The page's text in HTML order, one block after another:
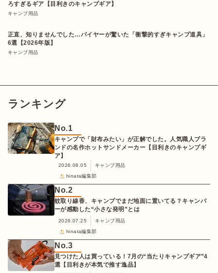
ろすぎるギア【目利きのキャンプギア】
キャンプ用品
正直、知りませんでした…バイヤーが驚いた「衝撃的すぎキャンプ道具」
6選【2026年版】
キャンプ用品
ランキング
No.1
キャンプで「財布みたい」が正解でした。人気職人ブラ
ンドの名作ホットサンドメーカー【目利きのキャンプギ
ア】
2026.08.05
キャンプ用品
hinata編集部
No.2
蚊取り線香、キャンプでまだ地面に置いてる？キャンパ
ーが感動した“小さな発明”とは
2026.07.25
キャンプ用品
hinata編集部
No.3
見つけた人は買っている！7月の“当たりキャンプギア”4
選【目利きが本気で推す逸品】